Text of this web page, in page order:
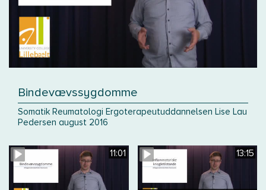
Bindevævssygdomme
Somatik Reumatologi Ergoterapeutuddannelsen Lise Lau
Pedersen august 2016
11:01 13:15